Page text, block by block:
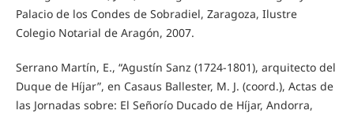
Palacio de los Condes de Sobradiel, Zaragoza, Ilustre
Colegio Notarial de Aragón, 2007.
Serrano Martín, E., “Agustín Sanz (1724-1801), arquitecto del
Duque de Híjar”, en Casaus Ballester, M. J. (coord.), Actas de
las Jornadas sobre: El Señorío Ducado de Híjar, Andorra,